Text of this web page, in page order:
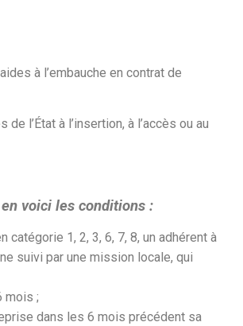
à l’embauche en contrat de
l’État à l’insertion, à l’accès ou au
voici les conditions :
catégorie 1, 2, 3, 6, 7, 8, un adhérent à
suivi par une mission locale, qui
mois ;
dans les 6 mois précédent sa